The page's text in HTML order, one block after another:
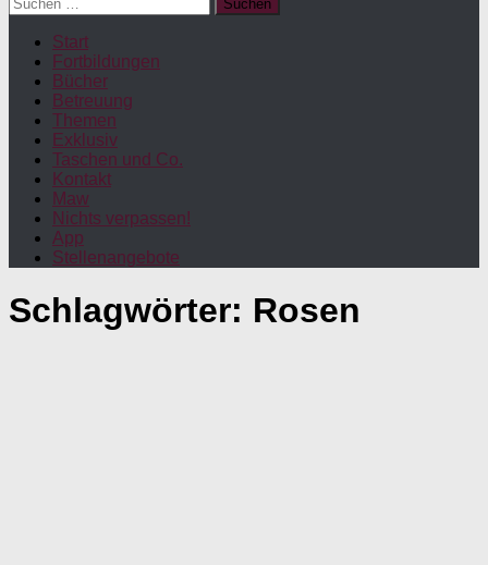
nach:
Start
Fortbildungen
Bücher
Betreuung
Themen
Exklusiv
Taschen und Co.
Kontakt
Maw
Nichts verpassen!
App
Stellenangebote
Schlagwörter: Rosen